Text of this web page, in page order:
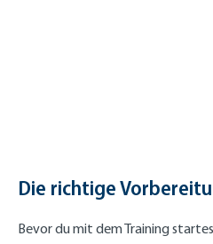
Die richtige
Bevor du mit dem Training